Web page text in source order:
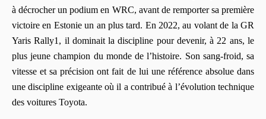
à décrocher un podium en WRC, avant de remporter sa première
victoire en Estonie un an plus tard. En 2022, au volant de la GR
Yaris Rally1, il dominait la discipline pour devenir, à 22 ans, le
plus jeune champion du monde de l’histoire. Son sang-froid, sa
vitesse et sa précision ont fait de lui une référence absolue dans
une discipline exigeante où il a contribué à l’évolution technique
des voitures Toyota.